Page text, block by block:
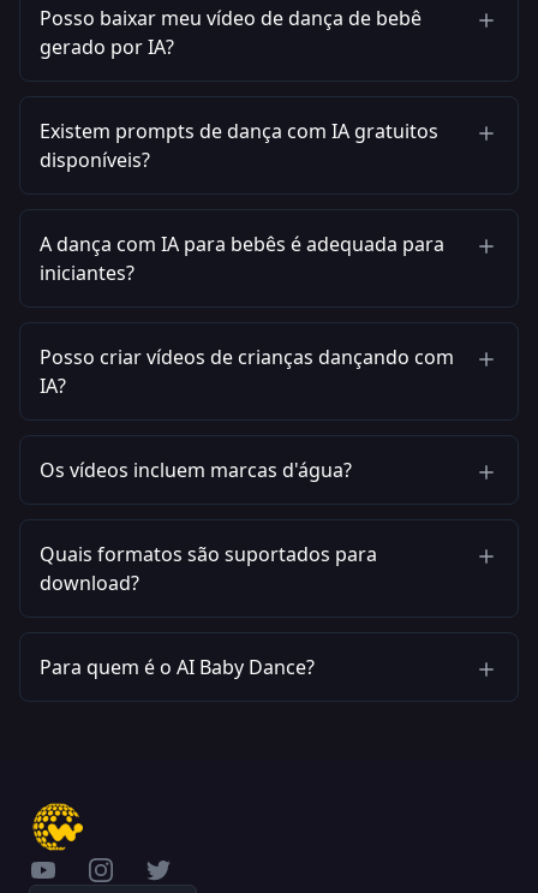
Posso baixar meu vídeo de dança de bebê
gerado por IA?
Existem prompts de dança com IA gratuitos
disponíveis?
A dança com IA para bebês é adequada para
iniciantes?
Posso criar vídeos de crianças dançando com
IA?
Os vídeos incluem marcas d'água?
Quais formatos são suportados para
download?
Para quem é o AI Baby Dance?
YouTubeInstagramTwitter